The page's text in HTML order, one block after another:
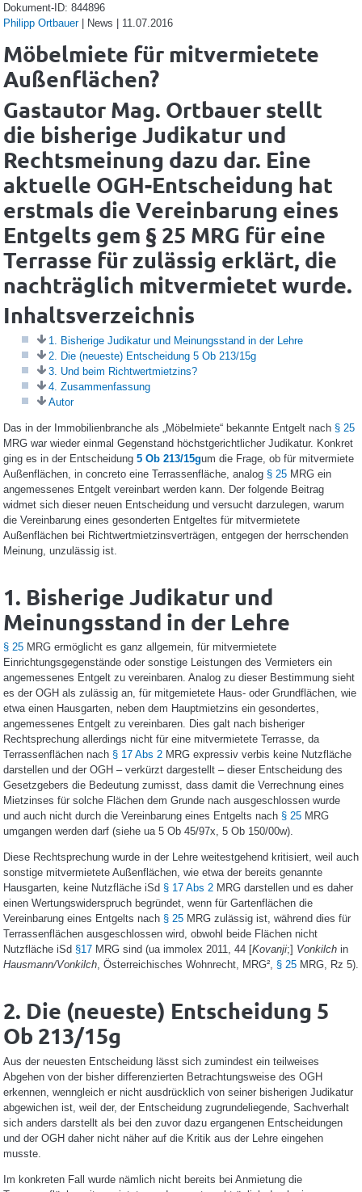
Dokument-ID: 844896
Philipp Ortbauer| News | 11.07.2016
Möbelmiete für mitvermietete
Außenflächen?
Gastautor Mag. Ortbauer stellt
die bisherige Judikatur und
Rechtsmeinung dazu dar. Eine
aktuelle OGH-Entscheidung hat
erstmals die Vereinbarung eines
Entgelts gem § 25 MRG für eine
Terrasse für zulässig erklärt, die
nachträglich mitvermietet wurde.
Inhaltsverzeichnis
1. Bisherige Judikatur und Meinungsstand in der Lehre
2. Die (neueste) Entscheidung 5 Ob 213/15g
3. Und beim Richtwertmietzins?
4. Zusammenfassung
Autor
Das in der Immobilienbranche als „Möbelmiete“ bekannte Entgelt nach § 25
MRG war wieder einmal Gegenstand höchstgerichtlicher Judikatur. Konkret
ging es in der Entscheidung 5 Ob 213/15gum die Frage, ob für mitvermiete
Außenflächen, in concreto eine Terrassenfläche, analog § 25MRG ein
angemessenes Entgelt vereinbart werden kann. Der folgende Beitrag
widmet sich dieser neuen Entscheidung und versucht darzulegen, warum
die Vereinbarung eines gesonderten Entgeltes für mitvermietete
Außenflächen bei Richtwertmietzinsverträgen, entgegen der herrschenden
Meinung, unzulässig ist.
1. Bisherige Judikatur und
Meinungsstand in der Lehre
§ 25MRG ermöglicht es ganz allgemein, für mitvermietete
Einrichtungsgegenstände oder sonstige Leistungen des Vermieters ein
angemessenes Entgelt zu vereinbaren. Analog zu dieser Bestimmung sieht
es der OGH als zulässig an, für mitgemietete Haus- oder Grundflächen, wie
etwa einen Hausgarten, neben dem Hauptmietzins ein gesondertes,
angemessenes Entgelt zu vereinbaren. Dies galt nach bisheriger
Rechtsprechung allerdings nicht für eine mitvermietete Terrasse, da
Terrassenflächen nach § 17 Abs 2MRG expressiv verbis keine Nutzfläche
darstellen und der OGH – verkürzt dargestellt – dieser Entscheidung des
Gesetzgebers die Bedeutung zumisst, dass damit die Verrechnung eines
Mietzinses für solche Flächen dem Grunde nach ausgeschlossen wurde
und auch nicht durch die Vereinbarung eines Entgelts nach § 25MRG
umgangen werden darf (siehe ua 5 Ob 45/97x, 5 Ob 150/00w).
Diese Rechtsprechung wurde in der Lehre weitestgehend kritisiert, weil auch
sonstige mitvermietete Außenflächen, wie etwa der bereits genannte
Hausgarten, keine Nutzfläche iSd § 17 Abs 2MRG darstellen und es daher
einen Wertungswiderspruch begründet, wenn für Gartenflächen die
Vereinbarung eines Entgelts nach § 25MRG zulässig ist, während dies für
Terrassenflächen ausgeschlossen wird, obwohl beide Flächen nicht
Nutzfläche iSd §17MRG sind (ua immolex 2011, 44 [Kovanji;] Vonkilchin
Hausmann/Vonkilch, Österreichisches Wohnrecht, MRG², § 25MRG, Rz 5).
2. Die (neueste) Entscheidung 5
Ob 213/15g
Aus der neuesten Entscheidung lässt sich zumindest ein teilweises
Abgehen von der bisher differenzierten Betrachtungsweise des OGH
erkennen, wenngleich er nicht ausdrücklich von seiner bisherigen Judikatur
abgewichen ist, weil der, der Entscheidung zugrundeliegende, Sachverhalt
sich anders darstellt als bei den zuvor dazu ergangenen Entscheidungen
und der OGH daher nicht näher auf die Kritik aus der Lehre eingehen
musste.
Im konkreten Fall wurde nämlich nicht bereits bei Anmietung die